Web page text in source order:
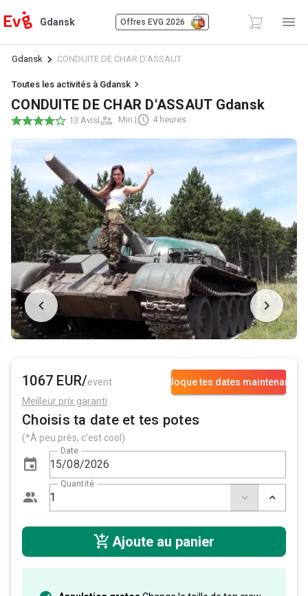
Gdansk Offres EVG 2026
Gdansk CONDUITE DE CHAR D'ASSAUT
Toutes les activités à Gdansk
CONDUITE DE CHAR D'ASSAUT Gdansk
13 Avis| Min.| 4 heures
Bloque tes dates maintenant
1067 EUR/event
Meilleur prix garanti
Choisis ta date et tes potes
(*À peu près, c’est cool)
Date
Quantité
Ajoute au panier